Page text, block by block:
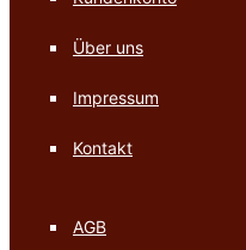
Über uns
Impressum
Kontakt
AGB